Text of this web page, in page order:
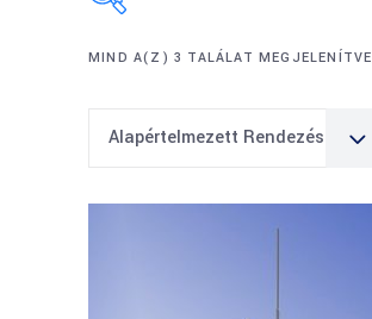
Termékkategóriák
MIND A(Z) 3 TALÁLAT MEGJELENÍTVE
Alapértelmezett Rendezés